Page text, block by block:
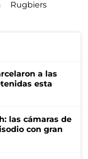
Rugbiers
a las
esta
las cámaras de
con gran